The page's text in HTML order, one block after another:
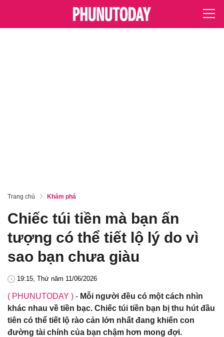
Trang chủ Khám phá
Chiếc túi tiền mà bạn ấn
tượng có thể tiết lộ lý do vì
sao bạn chưa giàu
19:15, Thứ năm 11/06/2026
( PHUNUTODAY ) - Mỗi người đều có một cách nhìn
khác nhau về tiền bạc. Chiếc túi tiền bạn bị thu hút đầu
tiên có thể tiết lộ rào cản lớn nhất đang khiến con
đường tài chính của bạn chậm hơn mong đợi.